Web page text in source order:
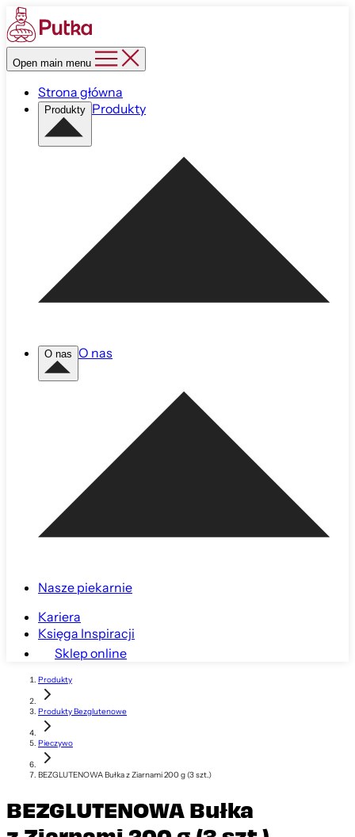
Open main menu
Strona główna
Produkty Produkty
O nas O nas
Nasze piekarnie
Kariera
Księga Inspiracji
Sklep online
Produkty
Produkty Bezglutenowe
Pieczywo
BEZGLUTENOWA Bułka z Ziarnami 200 g (3 szt.)
BEZGLUTENOWA Bułka